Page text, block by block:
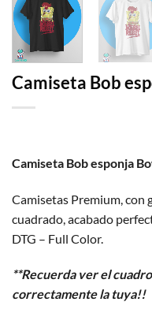
Camiseta Bob
Camiseta Bob esponja
Camisetas Premium,
cuadrado, acabado
DTG – Full Color.
**Recuerda ver el
correctamente la tuya!!